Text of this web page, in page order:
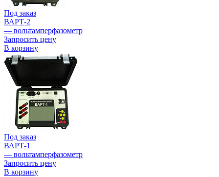
Под заказ
ВАРТ-2
— вольтамперфазометр
Запросить цену
В корзину
Под заказ
ВАРТ-1
— вольтамперфазометр
Запросить цену
В корзину